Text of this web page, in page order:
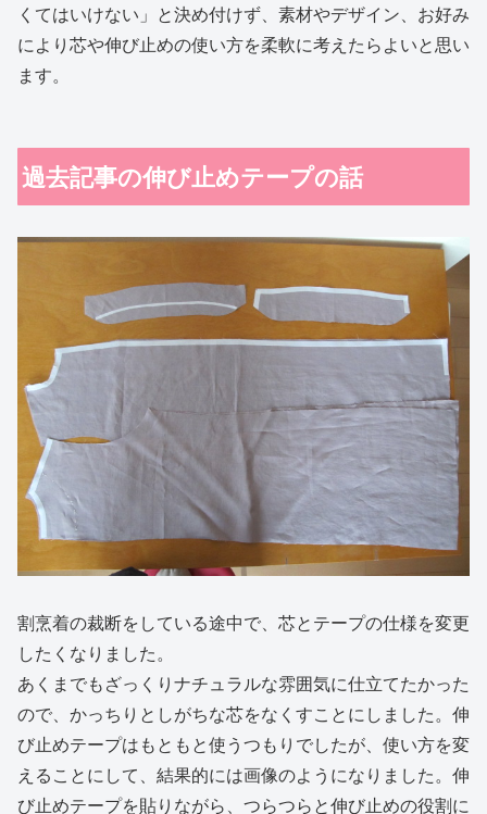
くてはいけない」と決め付けず、素材やデザイン、お好み
により芯や伸び止めの使い方を柔軟に考えたらよいと思い
ます。
過去記事の伸び止めテープの話
割烹着の裁断をしている途中で、芯とテープの仕様を変更
したくなりました。
あくまでもざっくりナチュラルな雰囲気に仕立てたかった
ので、かっちりとしがちな芯をなくすことにしました。伸
び止めテープはもともと使うつもりでしたが、使い方を変
えることにして、結果的には画像のようになりました。伸
び止めテープを貼りながら、つらつらと伸び止めの役割に